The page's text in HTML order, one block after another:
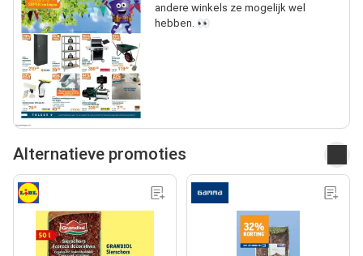
andere winkels ze mogelijk wel
hebben. 👀
Alternatieve promoties